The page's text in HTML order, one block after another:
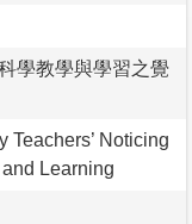
學教學與學習之覺
Teachers’ Noticing
Learning